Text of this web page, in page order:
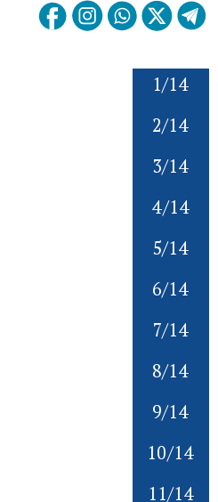
1/14
2/14
3/14
4/14
5/14
6/14
7/14
8/14
9/14
10/14